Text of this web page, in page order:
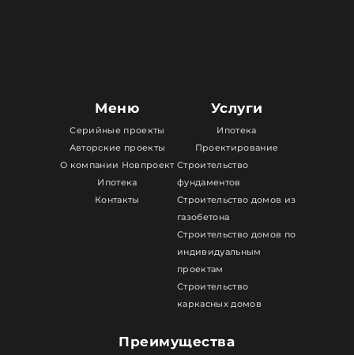
Меню
Серийные проекты
Авторские проекты
О компании Новпроект
Ипотека
Контакты
Услуги
Ипотека
Проектирование
Строительство
фундаментов
Строительство домов из
газобетона
Строительство домов по
индивидуальным
проектам
Строительство
каркасных домов
Преимущества